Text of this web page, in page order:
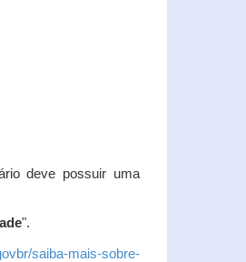
deve possuir uma
".
saiba-mais-sobre-